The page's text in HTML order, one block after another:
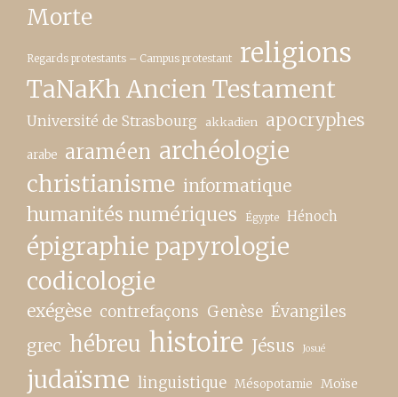
Morte
Regards protestants – Campus protestant religions
TaNaKh Ancien Testament
Université de Strasbourg akkadien apocryphes
arabe araméen archéologie
christianisme informatique
humanités numériques Égypte Hénoch
épigraphie papyrologie
codicologie
exégèse contrefaçons Genèse Évangiles
grec hébreu histoire Jésus Josué
judaïsme linguistique Mésopotamie Moïse